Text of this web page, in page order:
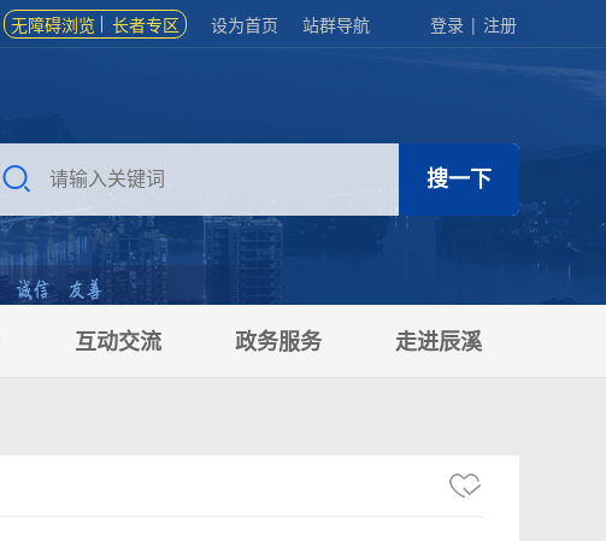
无障碍浏览 长者专区 设为首页 站群导航 登录 | 注册
互动交流 政务服务 走进辰溪